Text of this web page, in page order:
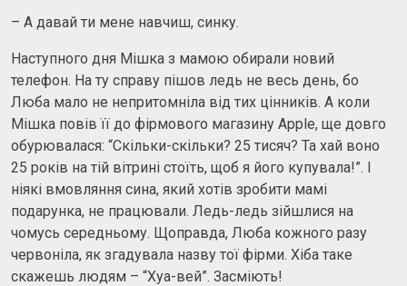
– А давай ти мене навчиш, синку.
Наступного дня Мішка з мамою обирали новий
телефон. На ту справу пішов ледь не весь день, бо
Люба мало не непритомніла від тих цінників. А коли
Мішка повів її до фірмового магазину Apple, ще довго
обурювалася: “Скільки-скільки? 25 тисяч? Та хай воно
25 років на тій вітрині стоїть, щоб я його купувала!”. І
ніякі вмовляння сина, який хотів зробити мамі
подарунка, не працювали. Ледь-ледь зійшлися на
чомусь середньому. Щоправда, Люба кожного разу
червоніла, як згадувала назву тої фірми. Хіба таке
скажешь людям – “Хуа-вей”. Засміють!